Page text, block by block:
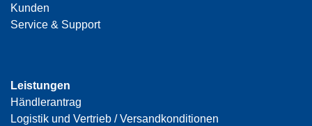
Kunden
Service & Support
Leistungen
Händlerantrag
Logistik und Vertrieb / Versandkonditionen